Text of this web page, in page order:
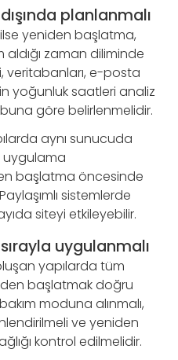
planlanmalı
yeniden başlatma,
aldığı zaman diliminde
veritabanları, e-posta
yoğunluk saatleri analiz
göre belirlenmelidir.
aynı sunucuda
uygulama
başlatma öncesinde
sistemlerde
siteyi etkileyebilir.
uygulanmalı
yapılarda tüm
başlatmak doğru
moduna alınmalı,
ve yeniden
kontrol edilmelidir.